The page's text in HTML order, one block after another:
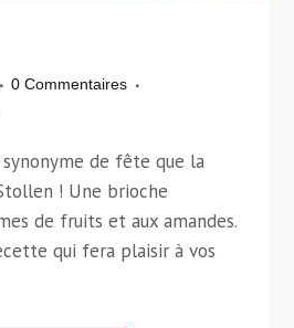
0 Commentaires
synonyme de fête que la
! Une brioche
de fruits et aux amandes.
qui fera plaisir à vos